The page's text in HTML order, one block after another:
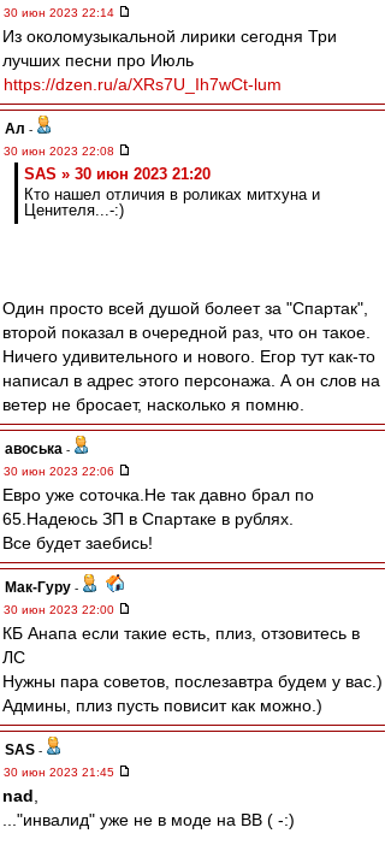
30 июн 2023 22:14
Из околомузыкальной лирики сегодня Три
лучших песни про Июль
https://dzen.ru/a/XRs7U_Ih7wCt-lum
Ал -
30 июн 2023 22:08
SAS » 30 июн 2023 21:20
Кто нашел отличия в роликах митхуна и
Ценителя...-:)
Один просто всей душой болеет за "Спартак",
второй показал в очередной раз, что он такое.
Ничего удивительного и нового. Егор тут как-то
написал в адрес этого персонажа. А он слов на
ветер не бросает, насколько я помню.
авоська -
30 июн 2023 22:06
Евро уже соточка.Не так давно брал по
65.Надеюсь ЗП в Спартаке в рублях.
Все будет заебись!
Мак-Гуру -
30 июн 2023 22:00
КБ Анапа если такие есть, плиз, отзовитесь в
ЛС
Нужны пара советов, послезавтра будем у вас.)
Админы, плиз пусть повисит как можно.)
SAS -
30 июн 2023 21:45
nad
..."инвалид" уже не в моде на ВВ ( -:)